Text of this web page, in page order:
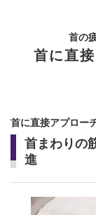
首の
首に直
首に直接アプロー
首まわりの
進